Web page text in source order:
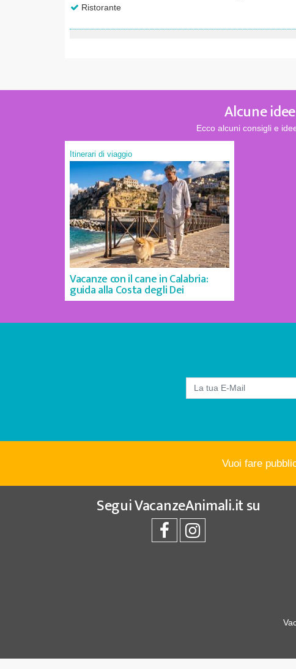
Ristorante
Alcune
Ecco alcuni consigli e
Itinerari di viaggio
Vacanze con il cane in Calabria:
guida alla Costa degli Dei
Vuoi fare
SeguiVacanzeAnimali.itsu